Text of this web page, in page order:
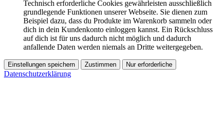
Technisch erforderliche Cookies gewährleisten ausschließlich
grundlegende Funktionen unserer Webseite. Sie dienen zum
Beispiel dazu, dass du Produkte im Warenkorb sammeln oder
dich in dein Kundenkonto einloggen kannst. Ein Rückschluss
auf dich ist für uns dadurch nicht möglich und dadurch
anfallende Daten werden niemals an Dritte weitergegeben.
Einstellungen speichern Zustimmen Nur erforderliche
Datenschutzerklärung